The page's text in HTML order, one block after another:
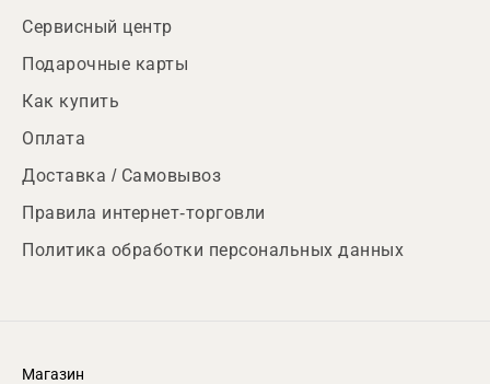
Сервисный центр
Подарочные карты
Как купить
Оплата
Доставка / Самовывоз
Правила интернет-торговли
Политика обработки персональных данных
Магазин